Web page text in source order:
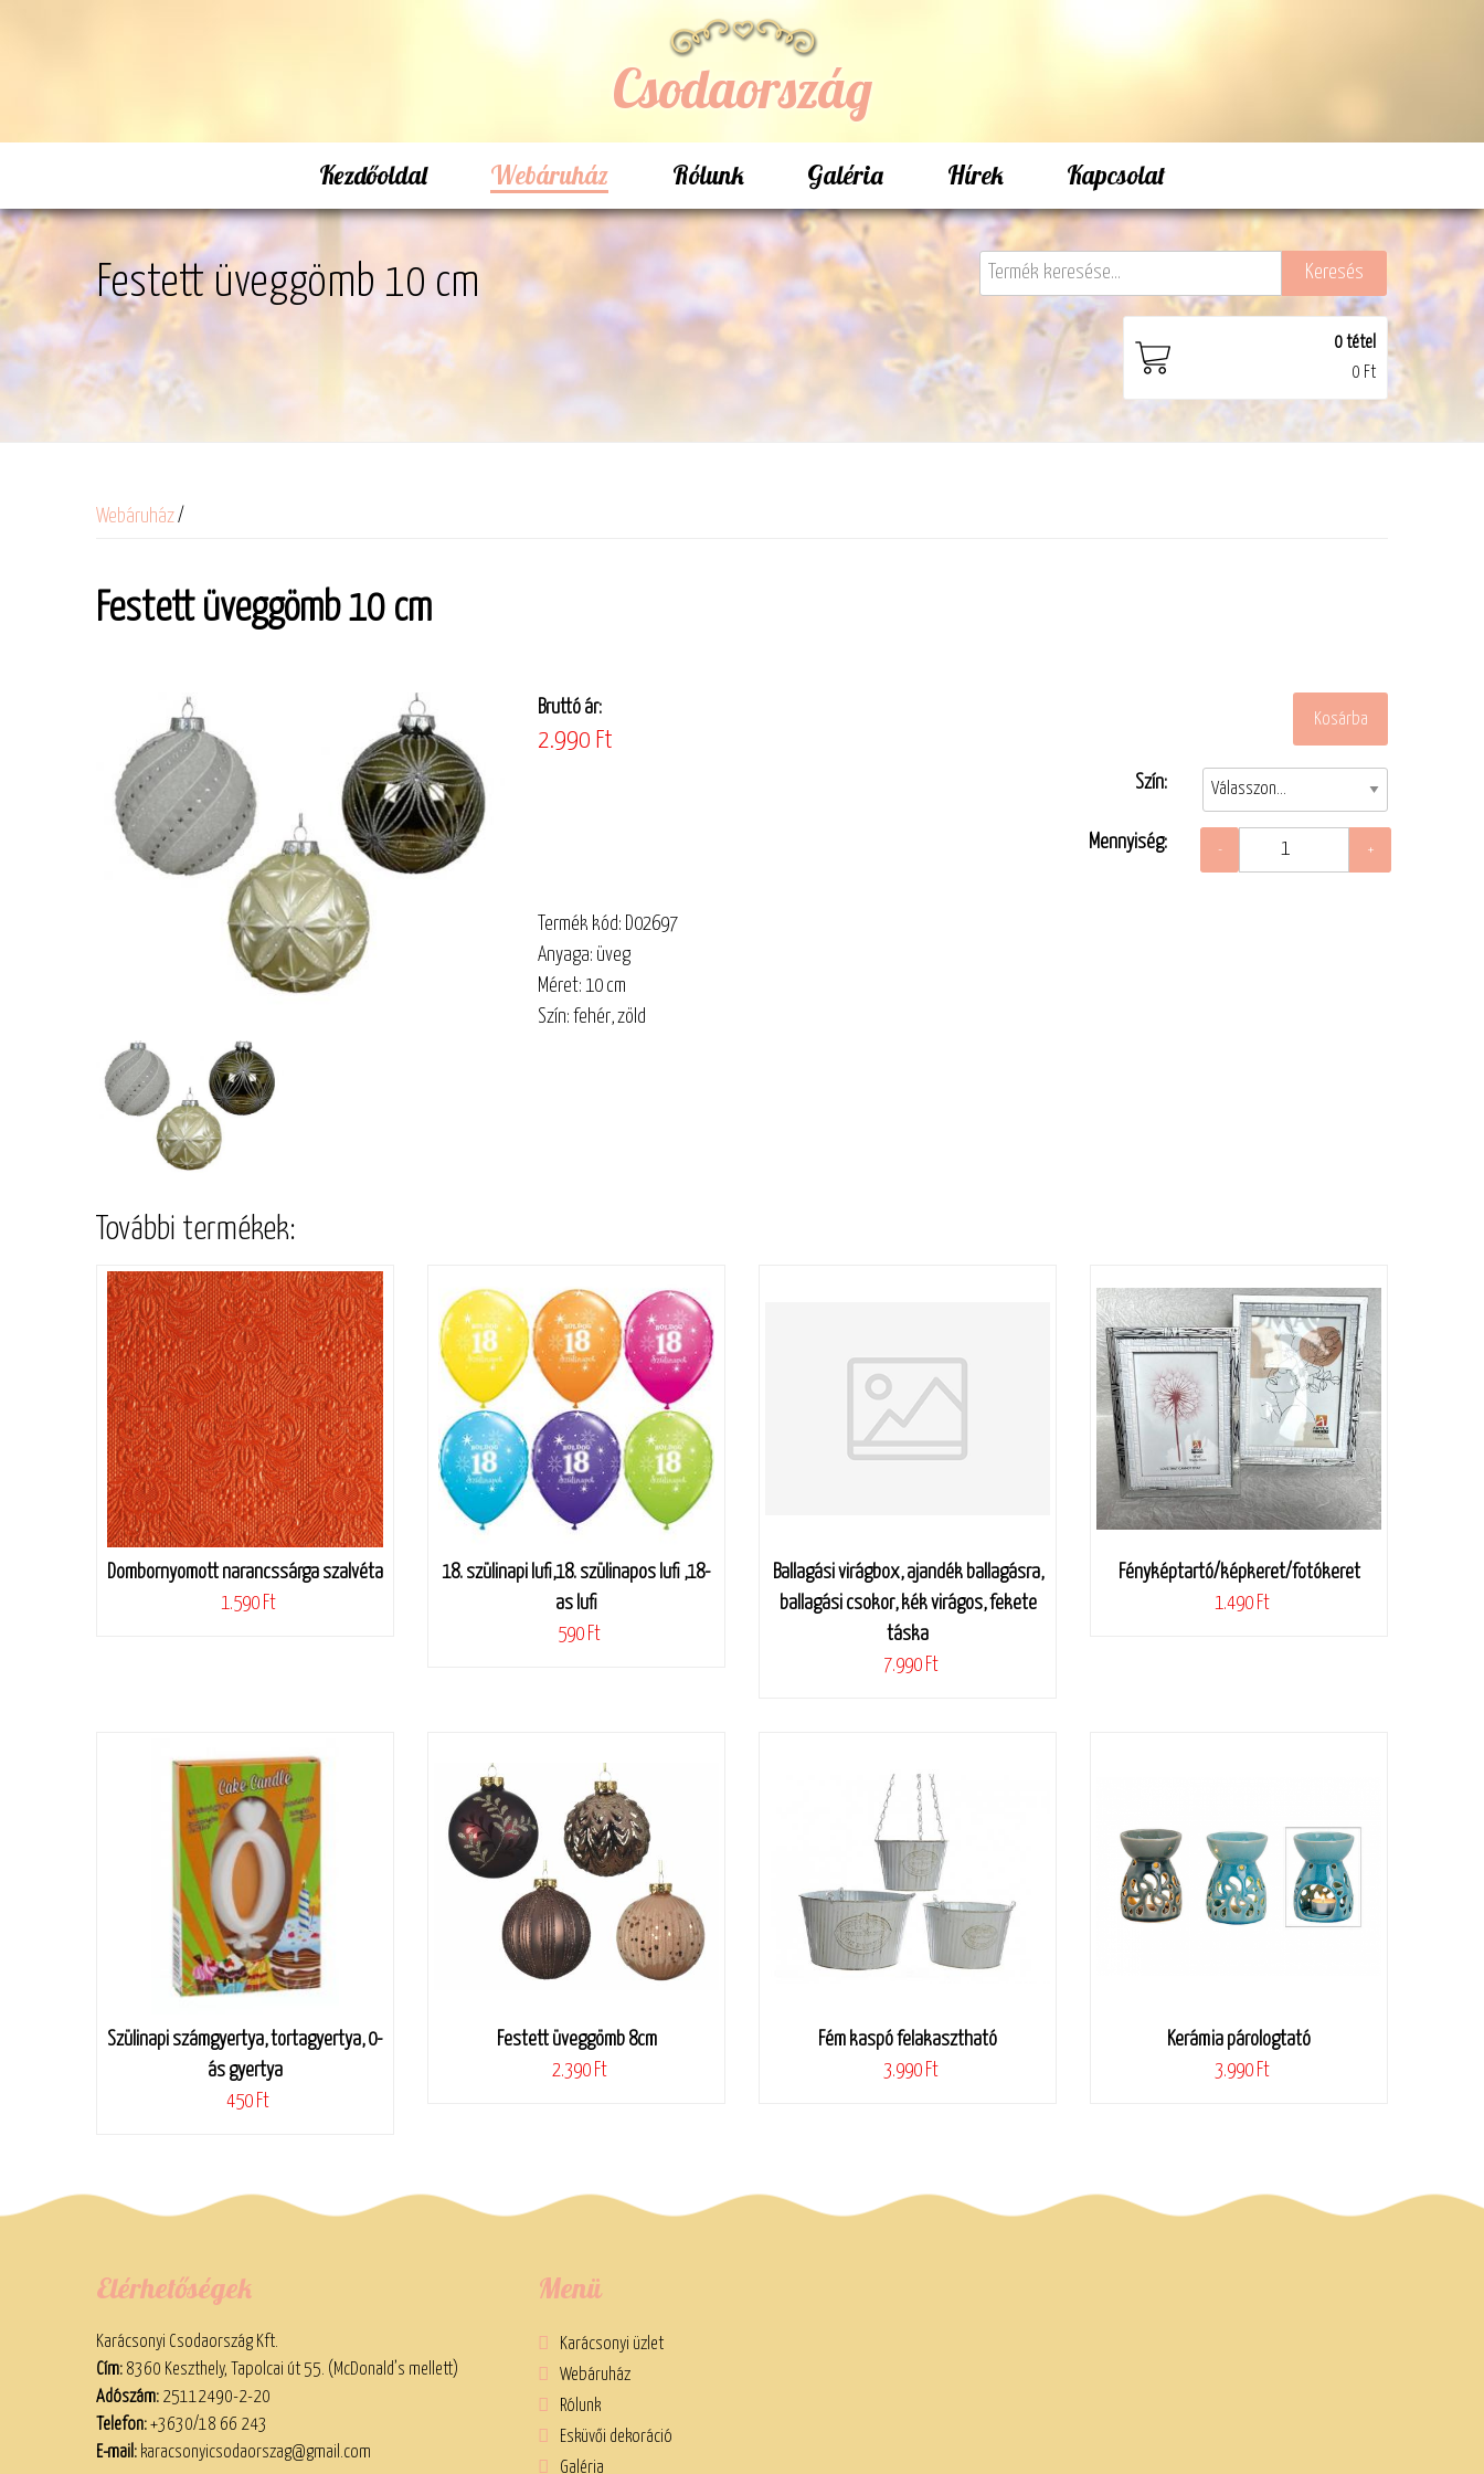
Csodaország
Kezdőoldal Webáruház Rólunk Galéria Hírek Kapcsolat
Festett üveggömb 10 cm
0tétel
0 Ft
Webáruház/
Festett üveggömb 10 cm
Bruttó ár:
2.990 Ft
Szín:
Mennyiség:
Termék kód: D02697
Anyaga: üveg
Méret: 10 cm
Szín: fehér, zöld
További termékek:
Dombornyomott narancssárga szalvéta
1.590 Ft
18. szülinapi lufi,18. szülinapos lufi ,18-
as lufi
590 Ft
Ballagási virágbox, ajandék ballagásra,
ballagási csokor, kék virágos, fekete
táska
7.990 Ft
Fényképtartó/képkeret/fotókeret
1.490 Ft
Szülinapi számgyertya, tortagyertya, 0-
ás gyertya
450 Ft
Festett üveggömb 8cm
2.390 Ft
Fém kaspó felakasztható
3.990 Ft
Kerámia párologtató
3.990 Ft
Elérhetőségek
Karácsonyi Csodaország Kft.
Cím: 8360 Keszthely, Tapolcai út 55. (McDonald’s mellett)
Adószám: 25112490-2-20
Telefon:+3630/18 66 243
E-mail: karacsonyicsodaorszag@gmail.com
Menü
Karácsonyi üzlet
Webáruház
Rólunk
Esküvői dekoráció
Galéria